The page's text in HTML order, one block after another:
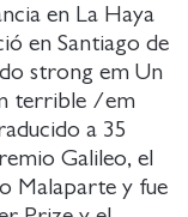
en La Haya
en Santiago de
strong em Un
terrible /em
a 35
Galileo, el
Malaparte y fue
nucleares,
creó el primer
vida, ya
complejo
un impulso
que
especie: